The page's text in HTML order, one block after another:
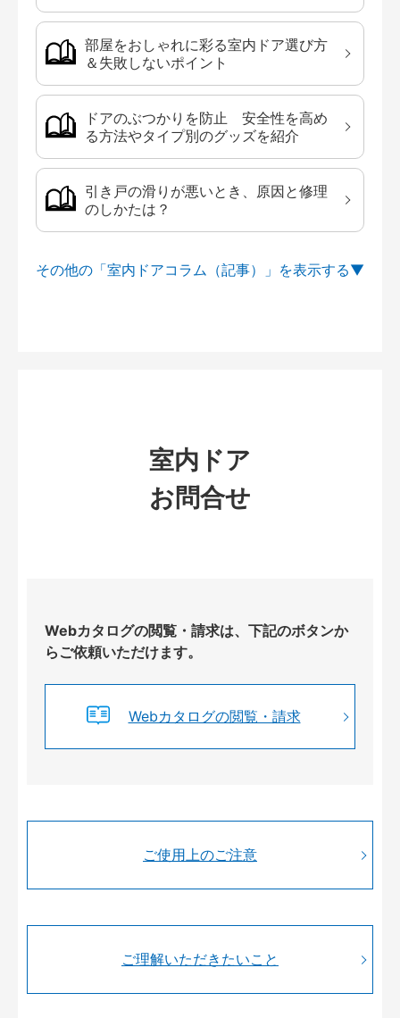
部屋をおしゃれに彩る室内ドア選び方
＆失敗しないポイント
ドアのぶつかりを防止 安全性を高め
る方法やタイプ別のグッズを紹介
引き戸の滑りが悪いとき、原因と修理
のしかたは？
その他の「室内ドアコラム（記事）」を
室内ドア
お問合せ
Webカタログの閲覧・請求は、下記のボタンか
らご依頼いただけます。
Webカタログの閲覧・請求
ご使用上のご注意
ご理解いただきたいこと